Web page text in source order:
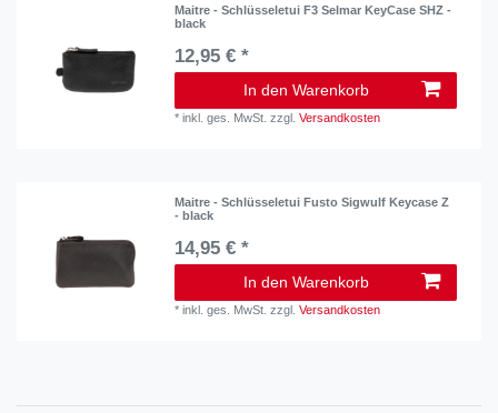
Maitre - Schlüsseletui F3 Selmar KeyCase SHZ -
black
12,95 € *
In den Warenkorb
*inkl. ges. MwSt. zzgl.Versandkosten
Maitre - Schlüsseletui Fusto Sigwulf Keycase Z
- black
14,95 € *
In den Warenkorb
*inkl. ges. MwSt. zzgl.Versandkosten